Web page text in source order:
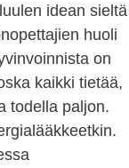
idean sieltä
huoli
on
kaikki tietää,
todella paljon.